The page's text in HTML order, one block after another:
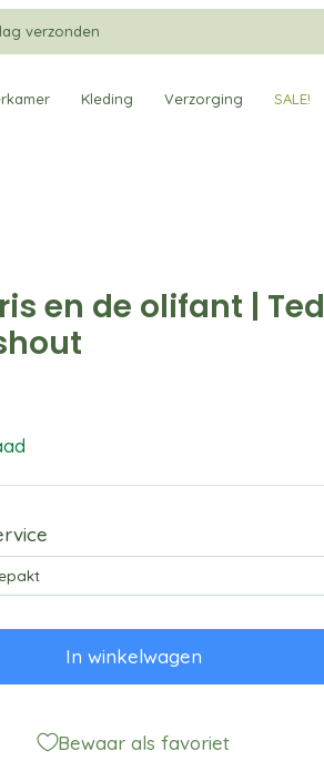
verzonden
Kleding Verzorging SALE!
en de olifant | Ted
In winkelwagen
Bewaar als favoriet